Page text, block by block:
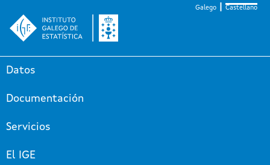
Galego Castellano
Datos
Documentación
Servicios
El IGE